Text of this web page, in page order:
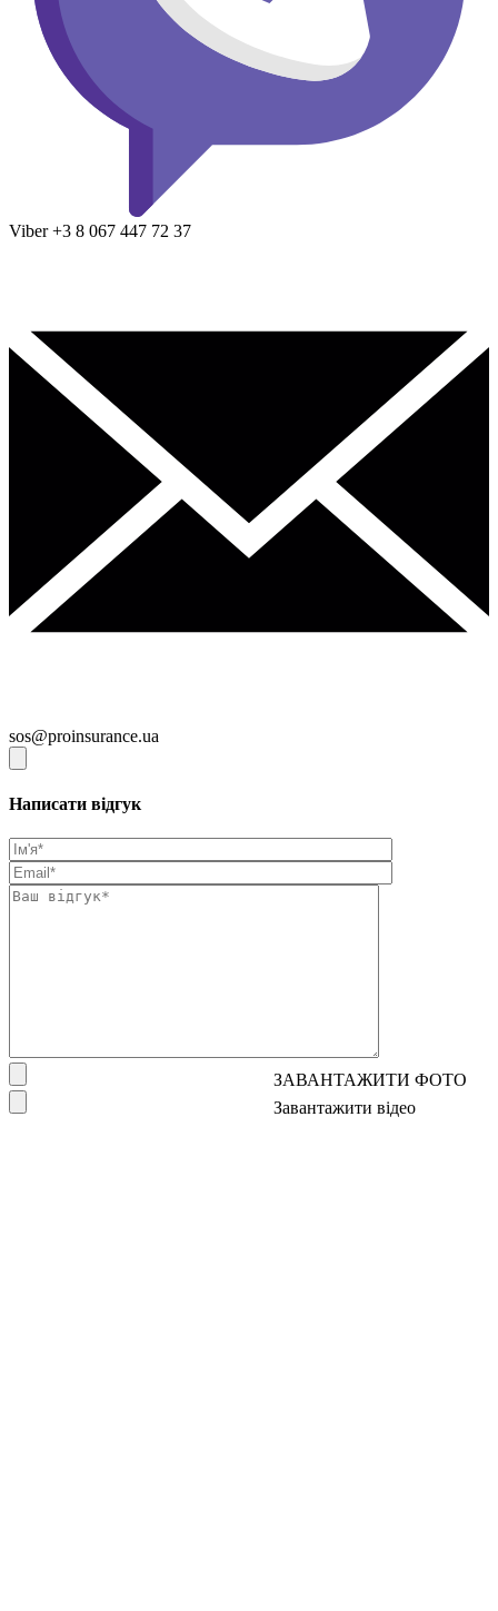
Viber +3 8 067 447 72 37
sos@proinsurance.ua
Написати відгук
ЗАВАНТАЖИТИ ФОТО
Завантажити відео